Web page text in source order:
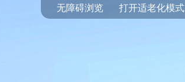
无障碍浏览 打开适老化模式